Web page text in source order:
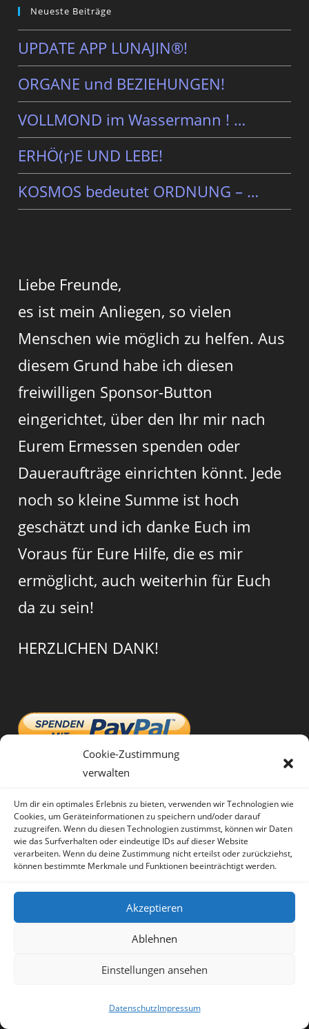
Cookie-Zustimmung
verwalten
Um dir ein optimales Erlebnis zu bieten, verwenden wir Technologien wie
Cookies, um Geräteinformationen zu speichern und/oder darauf
zuzugreifen. Wenn du diesen Technologien zustimmst, können wir Daten
wie das Surfverhalten oder eindeutige IDs auf dieser Website
verarbeiten. Wenn du deine Zustimmung nicht erteilst oder zurückziehst,
können bestimmte Merkmale und Funktionen beeinträchtigt werden.
Akzeptieren
Ablehnen
Einstellungen ansehen
DatenschutzImpressum
Neueste Beiträge
UPDATE APP LUNAJIN®!
ORGANE und BEZIEHUNGEN!
VOLLMOND im Wassermann ! …
ERHÖ(r)E UND LEBE!
KOSMOS bedeutet ORDNUNG – …
Liebe Freunde,
es ist mein Anliegen, so vielen
Menschen wie möglich zu helfen. Aus
diesem Grund habe ich diesen
freiwilligen Sponsor-Button
eingerichtet, über den Ihr mir nach
Eurem Ermessen spenden oder
Daueraufträge einrichten könnt. Jede
noch so kleine Summe ist hoch
geschätzt und ich danke Euch im
Voraus für Eure Hilfe, die es mir
ermöglicht, auch weiterhin für Euch
da zu sein!
HERZLICHEN DANK!
Folge mir
Opens
Opens
Opens
*